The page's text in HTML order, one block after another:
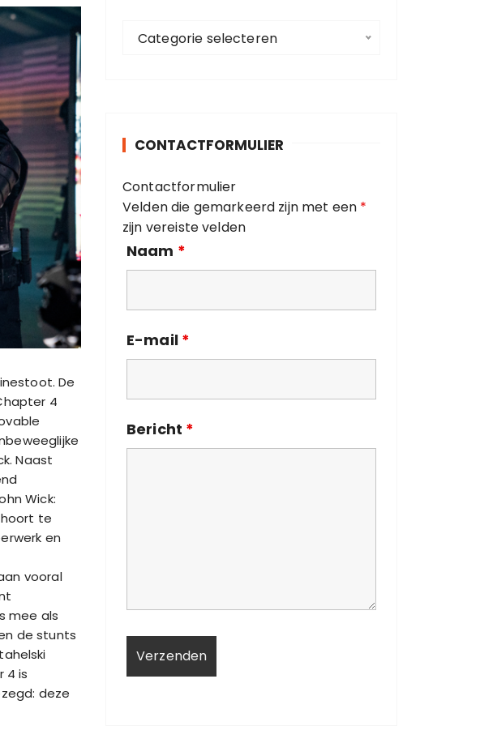
De
4
Naast
Wick:
te
en
vooral
mee als
de stunts
4 is
deze
r
e
ë
n
Categorie selecteren
CONTACTFORMULIER
Contactformulier
Velden die gemarkeerd zijn met een *
zijn vereiste velden
Naam *
E-mail *
Bericht *